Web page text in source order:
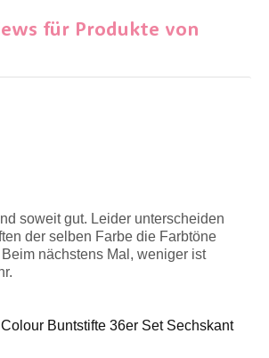
für Produkte von
soweit gut. Leider unterscheiden
der selben Farbe die Farbtöne
nächstens Mal, weniger ist
Buntstifte 36er Set Sechskant